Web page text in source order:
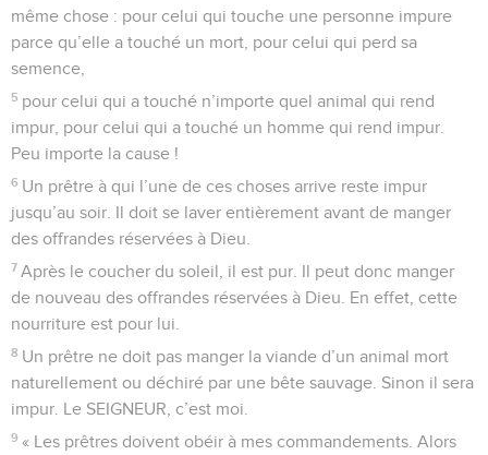
même chose : pour celui qui touche une personne impure
parce qu’elle a touché un mort, pour celui qui perd sa
semence,
5 pour celui qui a touché n’importe quel animal qui rend
impur, pour celui qui a touché un homme qui rend impur.
Peu importe la cause !
6 Un prêtre à qui l’une de ces choses arrive reste impur
jusqu’au soir. Il doit se laver entièrement avant de manger
des offrandes réservées à Dieu.
7 Après le coucher du soleil, il est pur. Il peut donc manger
de nouveau des offrandes réservées à Dieu. En effet, cette
nourriture est pour lui.
8 Un prêtre ne doit pas manger la viande d’un animal mort
naturellement ou déchiré par une bête sauvage. Sinon il sera
impur. Le SEIGNEUR, c’est moi.
9 « Les prêtres doivent obéir à mes commandements. Alors